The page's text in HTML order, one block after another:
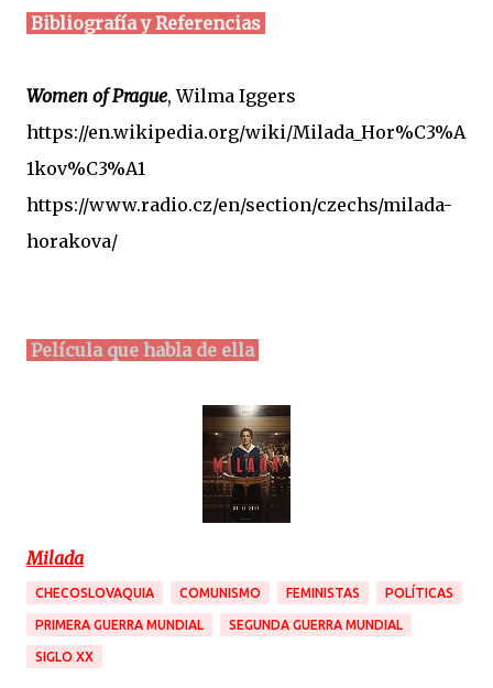
Bibliografía y Referencias
Women of Prague, Wilma Iggers
https://en.wikipedia.org/wiki/Milada_Hor%C3%A
1kov%C3%A1
https://www.radio.cz/en/section/czechs/milada-
horakova/
Película que habla de ella
Milada
CHECOSLOVAQUIA COMUNISMO FEMINISTAS POLÍTICAS
PRIMERA GUERRA MUNDIAL SEGUNDA GUERRA MUNDIAL
SIGLO XX